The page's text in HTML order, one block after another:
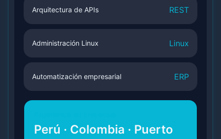
Arquitectura de APIs REST
Administración Linux Linux
Automatización empresarial ERP
Perú · Colombia · Puerto